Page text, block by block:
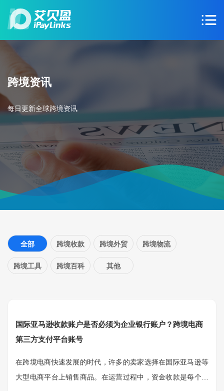
跨境资讯
每日更新全球跨境资讯
全部 跨境收款 跨境外贸 跨境物流
跨境工具 跨境百科 其他
国际亚马逊收款账户是否必须为企业银行账户？跨境电商
第三方支付平台账号
在跨境电商快速发展的时代，许多的卖家选择在国际亚马逊等
大型电商平台上销售商品。在运营过程中，资金收款是每个卖